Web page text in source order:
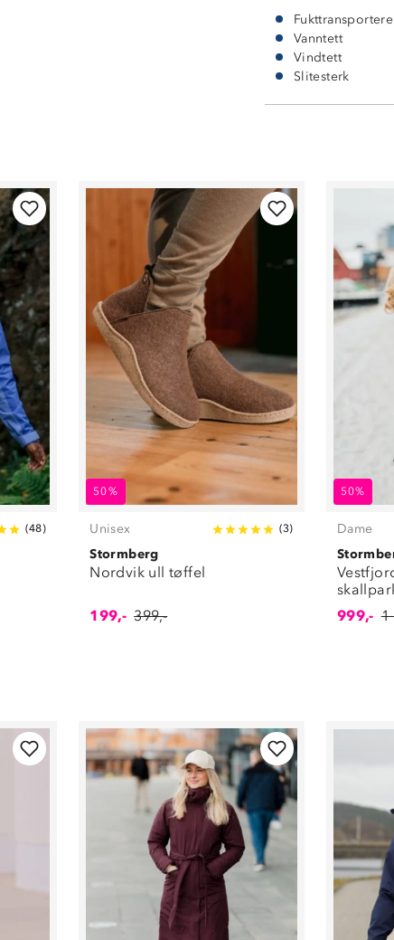
Vanntett
Vindtett
Slitesterk
(48)
50%
Unisex (3)
Stormberg
Nordvik ull tøffel
199,- 399,-
50%
Dame
999,- 1